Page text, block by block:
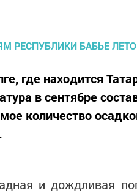
где находится
в сентябре
количество
и дождливая